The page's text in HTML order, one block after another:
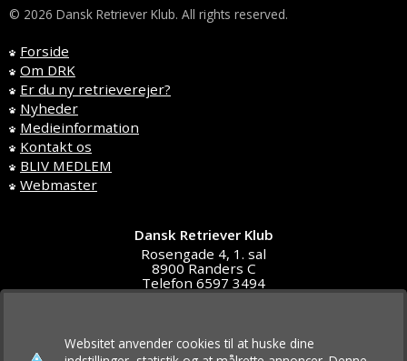
© 2026 Dansk Retriever Klub. All rights reserved.
Forside
Om DRK
Er du ny retrieverejer?
Nyheder
Medieinformation
Kontakt os
BLIV MEDLEM
Webmaster
Dansk Retriever Klub
Rosengade 4, 1. sal
8900 Randers C
Telefon 6597 3494
Websitet anvender cookies til at huske dine